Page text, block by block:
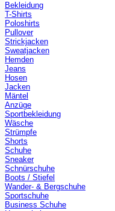
Bekleidung
T-Shirts
Poloshirts
Pullover
Strickjacken
Sweatjacken
Hemden
Jeans
Hosen
Jacken
Mäntel
Anzüge
Sportbekleidung
Wäsche
Strümpfe
Shorts
Schuhe
Sneaker
Schnürschuhe
Boots / Stiefel
Wander- & Bergschuhe
Sportschuhe
Business Schuhe